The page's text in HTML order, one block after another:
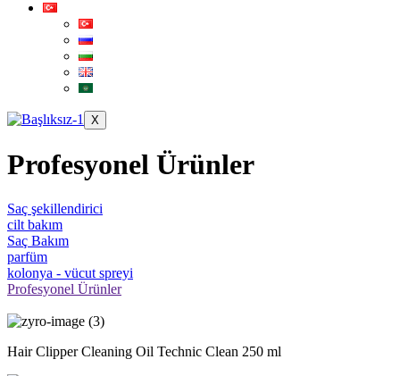
X
Profesyonel Ürünler
Saç şekillendirici
cilt bakım
Saç Bakım
parfüm
kolonya - vücut spreyi
Profesyonel Ürünler
Hair Clipper Cleaning Oil Technic Clean 250 ml